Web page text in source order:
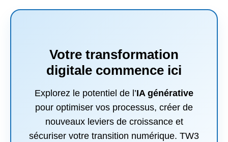
Votre transformation
digitale commence ici
Explorez le potentiel de l’IA générative
pour optimiser vos processus, créer de
nouveaux leviers de croissance et
sécuriser votre transition numérique. TW3